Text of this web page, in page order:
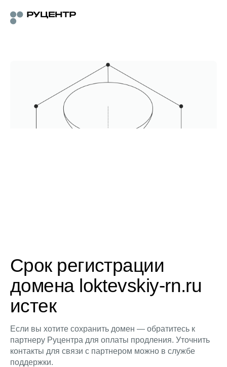
Срок регистрации
домена loktevskiy-rn.ru
истек
Если вы хотите сохранить домен — обратитесь к
партнеру Руцентра для оплаты продления. Уточнить
контакты для связи с партнером можно в службе
поддержки.